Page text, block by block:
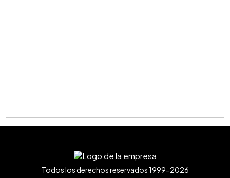
Todos los derechos reservados 1999-2026